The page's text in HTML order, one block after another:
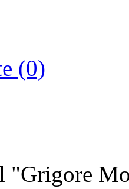
(0)
"Grigore